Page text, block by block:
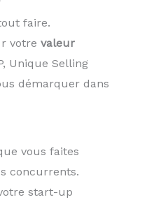
faire.
votre valeur
Unique Selling
démarquer dans
vous faites
concurrents.
start-up